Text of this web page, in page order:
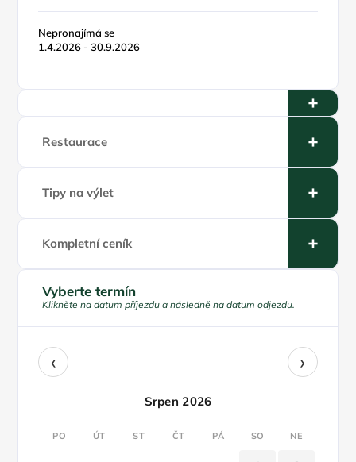
Nepronajímá se
1.4.2026 - 30.9.2026
Restaurace
Tipy na výlet
Kompletní ceník
Vyberte termín
Klikněte na datum příjezdu a následně na datum odjezdu.
‹ ›
Srpen 2026
PO ÚT ST ČT PÁ SO NE